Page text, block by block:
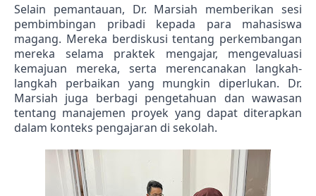
Selain pemantauan, Dr. Marsiah memberikan sesi
pembimbingan pribadi kepada para mahasiswa
magang. Mereka berdiskusi tentang perkembangan
mereka selama praktek mengajar, mengevaluasi
kemajuan mereka, serta merencanakan langkah-
langkah perbaikan yang mungkin diperlukan. Dr.
Marsiah juga berbagi pengetahuan dan wawasan
tentang manajemen proyek yang dapat diterapkan
dalam konteks pengajaran di sekolah.